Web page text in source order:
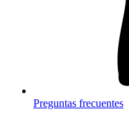
Preguntas frecuentes